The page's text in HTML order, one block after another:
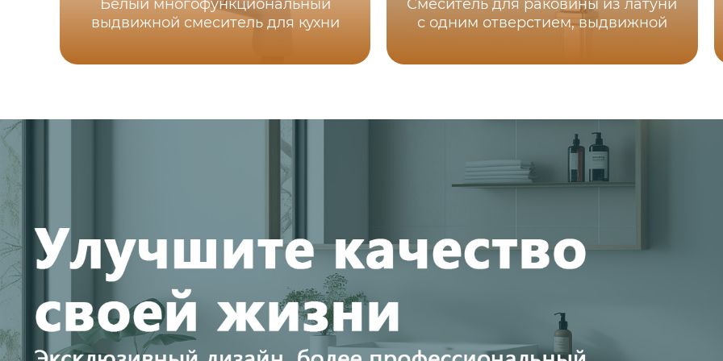
Белый многофункциональный
выдвижной смеситель для кухни
Смеситель для раковины из латуни
с одним отверстием, выдвижной